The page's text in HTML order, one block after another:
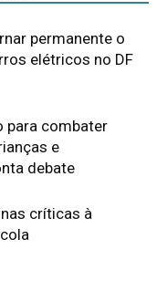
permanente o
elétricos no DF
para combater
e
debate
críticas à